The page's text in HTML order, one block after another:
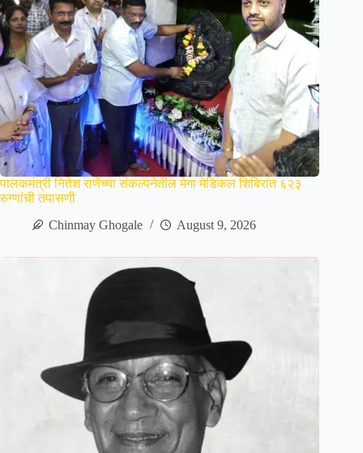
पालकमंत्री नितेश राणेंच्या संकल्पनेतील मेगा मेडिकल शिबिरात ६२३
रुग्णांची तपासणी
Chinmay Ghogale
August 9, 2026